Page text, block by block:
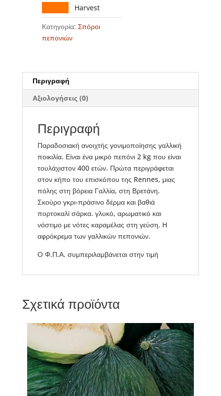
Harvest
Κατηγορία: Σπόροι
πεπονιών
Περιγραφή
Αξιολογήσεις (0)
Περιγραφή
Παραδοσιακή ανοιχτής γονιμοποίησης γαλλική
ποικιλία. Είναι ένα μικρό πεπόνι 2 kg που είναι
τουλάχιστον 400 ετών. Πρώτα περιγράφεται
στον κήπο του επισκόπου της Rennes, μιας
πόλης στη βόρεια Γαλλία, στη Βρετάνη.
Σκούρο γκρι-πράσινο δέρμα και βαθιά
πορτοκαλί σάρκα. γλυκό, αρωματικό και
νόστιμο με νότες καραμέλας στη γεύση. Η
αφρόκρεμα των γαλλικών πεπονιών.
Ο Φ.Π.Α. συμπεριλαμβάνεται στην τιμή
Σχετικά προϊόντα